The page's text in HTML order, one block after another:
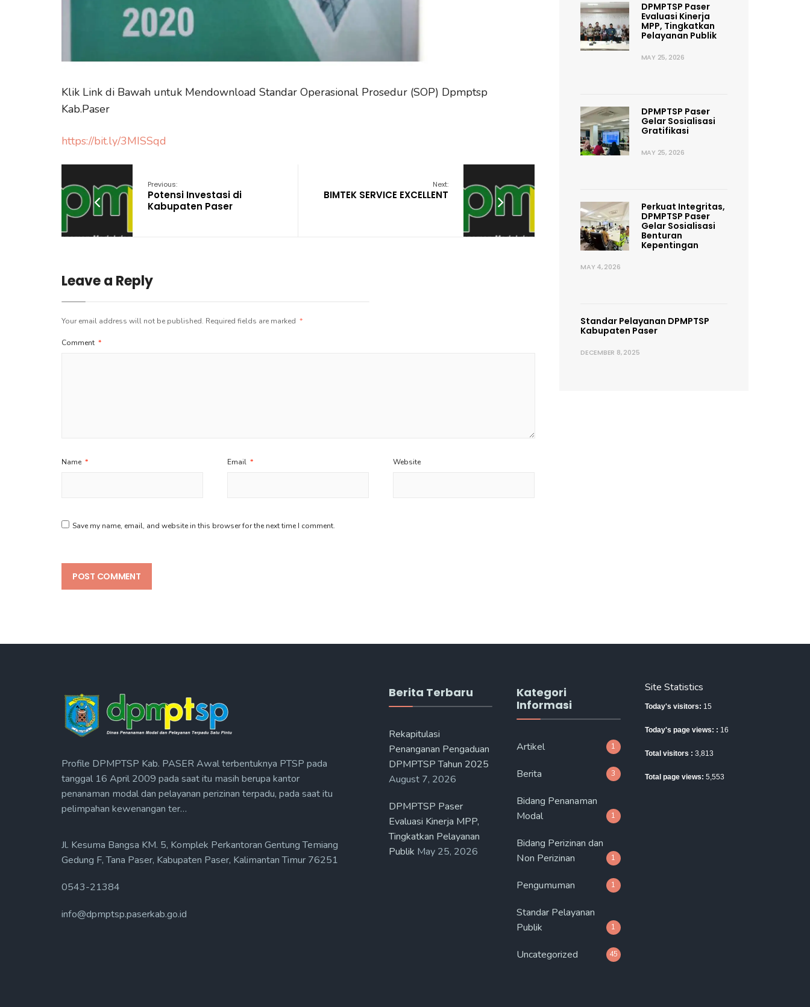
Klik Link di Bawah untuk Mendownload Standar Operasional Prosedur (SOP) Dpmptsp
Kab.Paser
https://bit.ly/3MISSqd
Previous:
Potensi Investasi di
Kabupaten Paser
Next:
BIMTEK SERVICE EXCELLENT
Leave a Reply
Your email address will not be published. Required fields are marked *
Comment *
Name * Email * Website
Save my name, email, and website in this browser for the next time I comment.
DPMPTSP Paser
Evaluasi Kinerja
MPP, Tingkatkan
Pelayanan Publik
MAY 25, 2026
DPMPTSP Paser
Gelar Sosialisasi
Gratifikasi
MAY 25, 2026
Perkuat Integritas,
DPMPTSP Paser
Gelar Sosialisasi
Benturan
Kepentingan
MAY 4, 2026
Standar Pelayanan DPMPTSP
Kabupaten Paser
DECEMBER 8, 2025
Profile DPMPTSP Kab. PASER Awal terbentuknya PTSP pada
tanggal 16 April 2009 pada saat itu masih berupa kantor
penanaman modal dan pelayanan perizinan terpadu, pada saat itu
pelimpahan kewenangan ter…
Jl. Kesuma Bangsa KM. 5, Komplek Perkantoran Gentung Temiang
Gedung F, Tana Paser, Kabupaten Paser, Kalimantan Timur 76251
0543-21384
info@dpmptsp.paserkab.go.id
Berita Terbaru
Rekapitulasi
Penanganan Pengaduan
DPMPTSP Tahun 2025
August 7, 2026
DPMPTSP Paser
Evaluasi Kinerja MPP,
Tingkatkan Pelayanan
Publik May 25, 2026
Kategori
Informasi
Artikel 1
Berita 3
Bidang Penanaman
Modal
1
Bidang Perizinan dan
Non Perizinan
1
Pengumuman 1
Standar Pelayanan
Publik
1
Uncategorized 45
Site Statistics
Today's visitors: 15
Today's page views: : 16
Total visitors : 3,813
Total page views: 5,553